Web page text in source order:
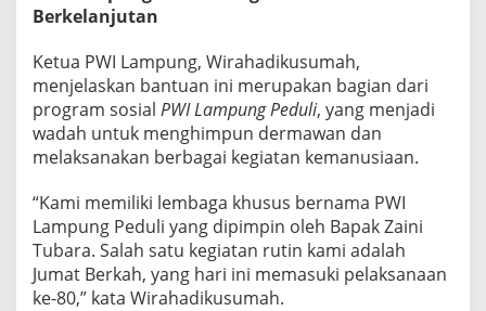
Berkelanjutan
Ketua PWI Lampung, Wirahadikusumah,
menjelaskan bantuan ini merupakan bagian dari
program sosial PWI Lampung Peduli, yang menjadi
wadah untuk menghimpun dermawan dan
melaksanakan berbagai kegiatan kemanusiaan.
“Kami memiliki lembaga khusus bernama PWI
Lampung Peduli yang dipimpin oleh Bapak Zaini
Tubara. Salah satu kegiatan rutin kami adalah
Jumat Berkah, yang hari ini memasuki pelaksanaan
ke-80,” kata Wirahadikusumah.